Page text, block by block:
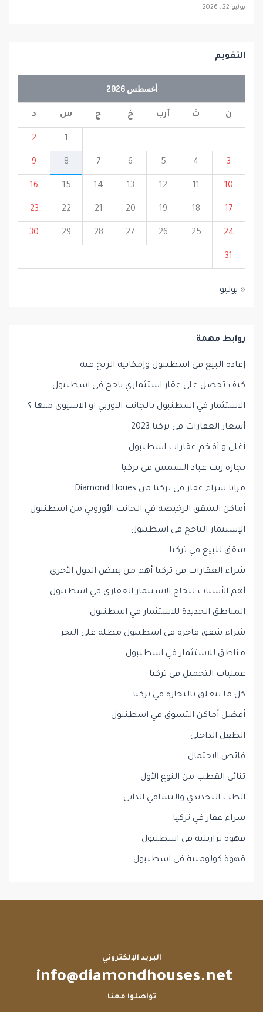
يوليو 22 , 2026
التقويم
أغسطس 2026
ن ث أرب خ ج س د
1
2
3
4
5
6
7
8
9
10
11
12
13
14
15
16
17
18
19
20
21
22
23
24
25
26
27
28
29
30
31
« يوليو
روابط مهمة
إعادة البيع في اسطنبول وإمكانية الربح فيه
كيف تحصل على عقار استثماري ناجح في اسطنبول
الاستثمار في اسطنبول بالجانب الاوربي او الاسيوي منها ؟
أسعار العقارات في تركيا 2023
أغلى و أفخم عقارات اسطنبول
تجارة زيت عباد الشمس في تركيا
مزايا شراء عقار في تركيا من Diamond Houes
أماكن الشقق الرخيصة في الجانب الأوروبي من اسطنبول
الإستثمار الناجح في اسطنبول
شقق للبيع في تركيا
شراء العقارات في تركيا أهم من بعض الدول الأخرى
أهم الأسباب لنجاح الاستثمار العقاري في اسطنبول
المناطق الجديدة للاستثمار في اسطنبول
شراء شقق فاخرة في اسطنبول مطلة على البحر
مناطق للاستثمار في اسطنبول
عمليات التجميل في تركيا
كل ما يتعلق بالتجارة في تركيا
أفضل أماكن التسوق في اسطنبول
الطفل الداخلي
فائض الاحتمال
ثنائي القطب من النوع الأول
الطب التجديدي والتشافي الذاتي
شراء عقار في تركيا
قهوة برازيلية في اسطنبول
قهوة كولومبية في اسطنبول
البريد الإلكتروني
info@diamondhouses.net
تواصلوا معنا